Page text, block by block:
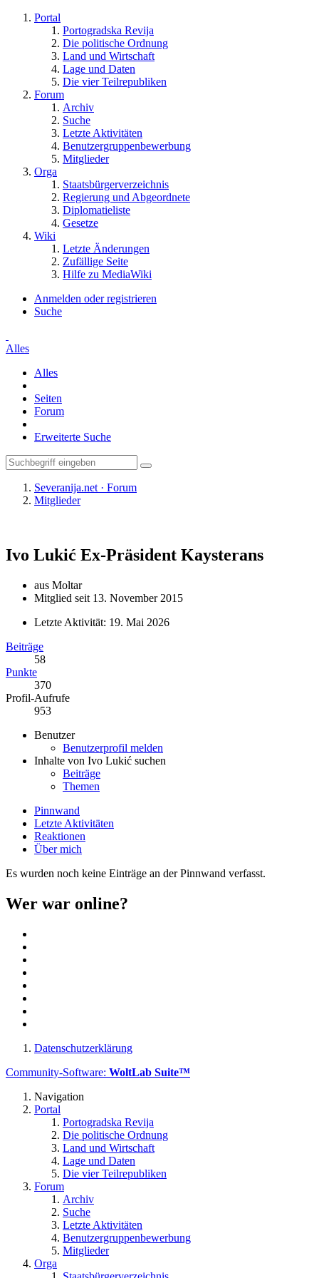
Portal
Portogradska Revija
Die politische Ordnung
Land und Wirtschaft
Lage und Daten
Die vier Teilrepubliken
Forum
Archiv
Suche
Letzte Aktivitäten
Benutzergruppenbewerbung
Mitglieder
Orga
Staatsbürgerverzeichnis
Regierung und Abgeordnete
Diplomatieliste
Gesetze
Wiki
Letzte Änderungen
Zufällige Seite
Hilfe zu MediaWiki
Anmelden oder registrieren
Suche
Alles
Alles
Seiten
Forum
Erweiterte Suche
Severanija.net · Forum
Mitglieder
Ivo Lukić Ex-Präsident Kaysterans
aus Moltar
Mitglied seit 13. November 2015
Letzte Aktivität: 19. Mai 2026
Beiträge
58
Punkte
370
Profil-Aufrufe
953
Benutzer
Benutzerprofil melden
Inhalte von Ivo Lukić suchen
Beiträge
Themen
Pinnwand
Letzte Aktivitäten
Reaktionen
Über mich
Es wurden noch keine Einträge an der Pinnwand verfasst.
Wer war online?
Datenschutzerklärung
Community-Software: WoltLab Suite™
Navigation
Portal
Portogradska Revija
Die politische Ordnung
Land und Wirtschaft
Lage und Daten
Die vier Teilrepubliken
Forum
Archiv
Suche
Letzte Aktivitäten
Benutzergruppenbewerbung
Mitglieder
Orga